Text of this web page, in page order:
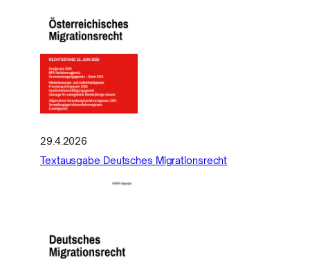
29.4.2026
Textausgabe Deutsches Migrationsrecht